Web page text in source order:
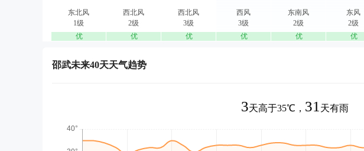
东北风
1级
优
西北风
2级
优
西北风
3级
优
西风
3级
优
东南风
2级
优
东风
2级
优
邵武未来40天天气趋势
3天高于35℃， 31 天有雨